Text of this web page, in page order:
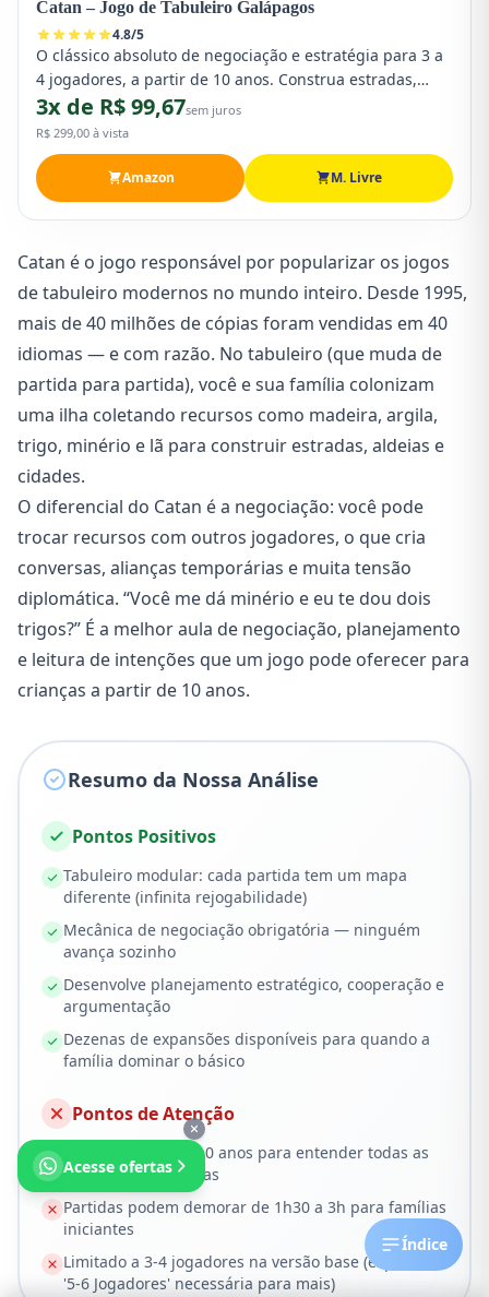
Índice
Catan – Jogo de Tabuleiro Galápagos
4.8/5
O clássico absoluto de negociação e estratégia para 3 a
4 jogadores, a partir de 10 anos. Construa estradas,
colônias e cidades negociando recursos com outros
colonizadores. Desenvolve planejamento, cooperação e
habilidades de negociação de forma viciante.
3x de R$ 99,67sem juros
R$ 299,00 à vista
Amazon M. Livre
Catan é o jogo responsável por popularizar os jogos
de tabuleiro modernos no mundo inteiro. Desde 1995,
mais de 40 milhões de cópias foram vendidas em 40
idiomas — e com razão. No tabuleiro (que muda de
partida para partida), você e sua família colonizam
uma ilha coletando recursos como madeira, argila,
trigo, minério e lã para construir estradas, aldeias e
cidades.
O diferencial do Catan é a negociação: você pode
trocar recursos com outros jogadores, o que cria
conversas, alianças temporárias e muita tensão
diplomática. “Você me dá minério e eu te dou dois
trigos?” É a melhor aula de negociação, planejamento
e leitura de intenções que um jogo pode oferecer para
crianças a partir de 10 anos.
Resumo da Nossa Análise
Pontos Positivos
Tabuleiro modular: cada partida tem um mapa
diferente (infinita rejogabilidade)
Mecânica de negociação obrigatória — ninguém
avança sozinho
Desenvolve planejamento estratégico, cooperação e
argumentação
Dezenas de expansões disponíveis para quando a
família dominar o básico
Pontos de Atenção
Exige pelo menos 10 anos para entender todas as
nuances estratégicas
Partidas podem demorar de 1h30 a 3h para famílias
iniciantes
Limitado a 3-4 jogadores na versão base (expansão
'5-6 Jogadores' necessária para mais)
Acesse ofertas